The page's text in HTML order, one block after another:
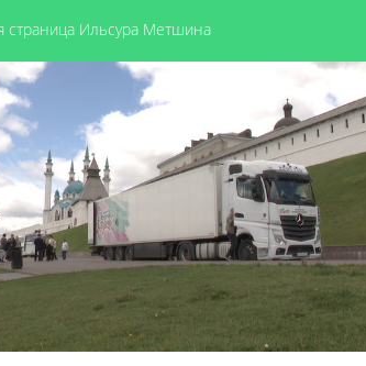
страница Ильсура Метшина